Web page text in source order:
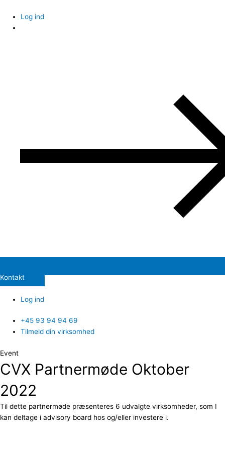
content
Log ind
Kontakt
Log ind
+45 93 94 94 69
Tilmeld din virksomhed
Event
CVX Partnermøde Oktober
2022
Til dette partnermøde præsenteres 6 udvalgte virksomheder, som I
kan deltage i advisory board hos og/eller investere i.